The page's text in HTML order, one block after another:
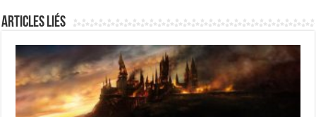
Articles liés